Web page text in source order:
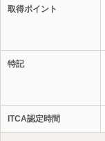
取得ポイント
特記
ITCA認定時間